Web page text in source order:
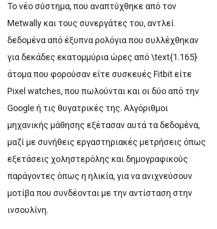
Το νέο σύστημα, που αναπτύχθηκε από τον
Metwally και τους συνεργάτες του, αντλεί
δεδομένα από έξυπνα ρολόγια που συλλέχθηκαν
για δεκάδες εκατομμύρια ώρες από \text{1.165}
άτομα που φορούσαν είτε συσκευές Fitbit είτε
Pixel watches, που πωλούνται και οι δύο από την
Google ή τις θυγατρικές της. Αλγόριθμοι
μηχανικής μάθησης εξέτασαν αυτά τα δεδομένα,
μαζί με συνήθεις εργαστηριακές μετρήσεις όπως
εξετάσεις χοληστερόλης και δημογραφικούς
παράγοντες όπως η ηλικία, για να ανιχνεύσουν
μοτίβα που συνδέονται με την αντίσταση στην
ινσουλίνη.